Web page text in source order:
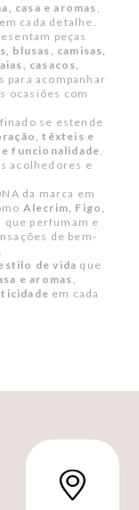
casa e aromas,
cada detalhe.
peças
blusas, camisas,
casacos,
para acompanhar
ocasiões com
se estende
têxteis e
funcionalidade,
acolhedores e
da marca em
Alecrim, Figo,
que perfumam e
de bem-
de vida que
e aromas,
em cada